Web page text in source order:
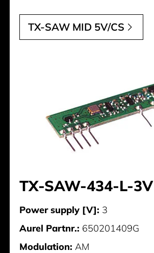
TX-SAW MID 5V/CS
TX-SAW-434-L-3V
Power supply [V]: 3
Aurel Partnr.: 650201409G
Modulation: AM